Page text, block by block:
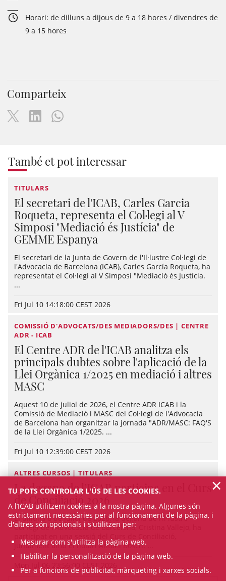
Horari: de dilluns a dijous de 9 a 18 hores / divendres de
9 a 15 hores
Comparteix
També et pot interessar
TITULARS
El secretari de l'ICAB, Carles Garcia
Roqueta, representa el Col·legi al V
Simposi "Mediació és Justícia" de
GEMME Espanya
El secretari de la Junta de Govern de l'Il·lustre Col·legi de
l'Advocacia de Barcelona (ICAB), Carles García Roqueta, ha
representat el Col·legi al V Simposi "Mediació és Justícia.
...
Fri Jul 10 14:18:00 CEST 2026
COMISSIÓ D'ADVOCATS/DES MEDIADORS/DES | CENTRE
ADR - ICAB
El Centre ADR de l'ICAB analitza els
principals dubtes sobre l'aplicació de la
Llei Orgànica 1/2025 en mediació i altres
MASC
Aquest 10 de juliol de 2026, el Centre ADR ICAB i la
Comissió de Mediació i MASC del Col·legi de l'Advocacia
de Barcelona han organitzar la jornada "ADR/MASC: FAQ'S
de la Llei Orgànica 1/2025. ...
Fri Jul 10 12:39:00 CEST 2026
ALTRES CURSOS | TITULARS
La degana de l’ICAB participa en el Curs
de Conciliació 2026
El dilluns 6 de juliol de 2026, la degana de l’Il·lustre
Col·legi de l'Advocacia de Barcelona, Cristina Vallejo, ha
juntament amb el notari Antoni Bosch. ...
Mon Jul 06 23:56:00 CEST 2026
TU POTS CONTROLAR L'ÚS DE LES COOKIES.
A l’ICAB utilitzem cookies a la nostra pàgina. Algunes són
estrictament necessàries per al funcionament de la pàgina, i
d'altres són opcionals i s'utilitzen per:
Mesurar com s'utilitza la pàgina web.
Habilitar la personalització de la pàgina web.
Per a funcions de publicitat, màrqueting i xarxes socials.
×